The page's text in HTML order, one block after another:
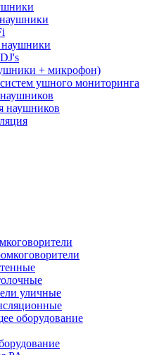
+ микрофон)
ушного мониторинга
наушников
уличные
оборудование